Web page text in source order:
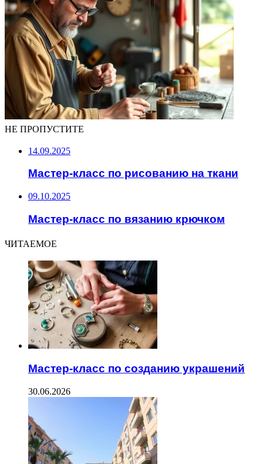
НЕ ПРОПУСТИТЕ
14.09.2025
Мастер-класс по рисованию на ткани
09.10.2025
Мастер-класс по вязанию крючком
ЧИТАЕМОЕ
Мастер-класс по созданию украшений
30.06.2026